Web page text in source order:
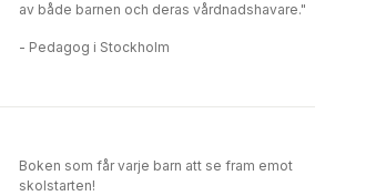
av både barnen och deras vårdnadshavare."
- Pedagog i Stockholm
Boken som får varje barn att se fram emot
skolstarten!